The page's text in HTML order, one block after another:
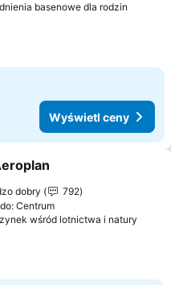
basenowe dla rodzin
Wyświetl ceny
do ulubionych
dobry
792
Centrum
wśród lotnictwa i natury